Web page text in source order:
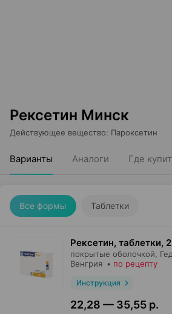
Рексетин Минск
Действующее вещество: Пароксетин
Варианты Аналоги Где
Все формы Таблетки
Рексетин, таблетки,
покрытые оболочкой,
Венгрия • по рецепту
Инструкция
22,28 — 35,55 р.